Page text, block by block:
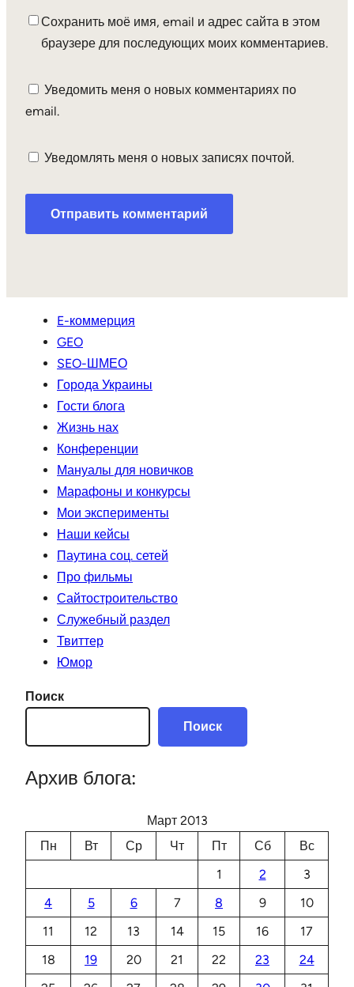
Сохранить моё имя, email и адрес сайта в этом
браузере для последующих моих комментариев.
Уведомить меня о новых комментариях по
email.
Уведомлять меня о новых записях почтой.
E-коммерция
GEO
SEO-ШМЕО
Города Украины
Гости блога
Жизнь нах
Конференции
Мануалы для новичков
Марафоны и конкурсы
Мои эксперименты
Наши кейсы
Паутина соц. сетей
Про фильмы
Сайтостроительство
Служебный раздел
Твиттер
Юмор
Поиск
Поиск
Архив блога:
Март 2013
Пн
Вт Ср Чт Пт Сб
Вс
1
2
3
4
5 6 7 8 9
10
11
12 13 14 15 16
17
18
19 20 21 22 23
24